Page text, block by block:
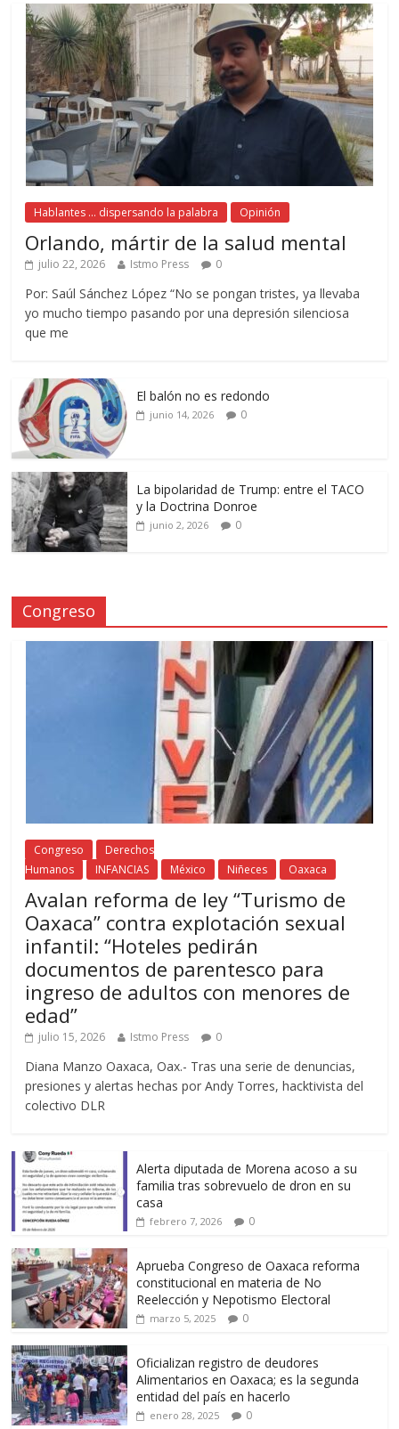
Hablantes ... dispersando la palabra Opinión
Orlando, mártir de la salud mental
julio 22, 2026 Istmo Press 0
Por: Saúl Sánchez López “No se pongan tristes, ya llevaba
yo mucho tiempo pasando por una depresión silenciosa
que me
El balón no es redondo
junio 14, 2026 0
La bipolaridad de Trump: entre el TACO
y la Doctrina Donroe
junio 2, 2026 0
Congreso
Congreso
Derechos
Humanos
INFANCIAS México Niñeces Oaxaca
Avalan reforma de ley “Turismo de
Oaxaca” contra explotación sexual
infantil: “Hoteles pedirán
documentos de parentesco para
ingreso de adultos con menores de
edad”
julio 15, 2026 Istmo Press 0
Diana Manzo Oaxaca, Oax.- Tras una serie de denuncias,
presiones y alertas hechas por Andy Torres, hacktivista del
colectivo DLR
Alerta diputada de Morena acoso a su
familia tras sobrevuelo de dron en su
casa
febrero 7, 2026 0
Aprueba Congreso de Oaxaca reforma
constitucional en materia de No
Reelección y Nepotismo Electoral
marzo 5, 2025 0
Oficializan registro de deudores
Alimentarios en Oaxaca; es la segunda
entidad del país en hacerlo
enero 28, 2025 0